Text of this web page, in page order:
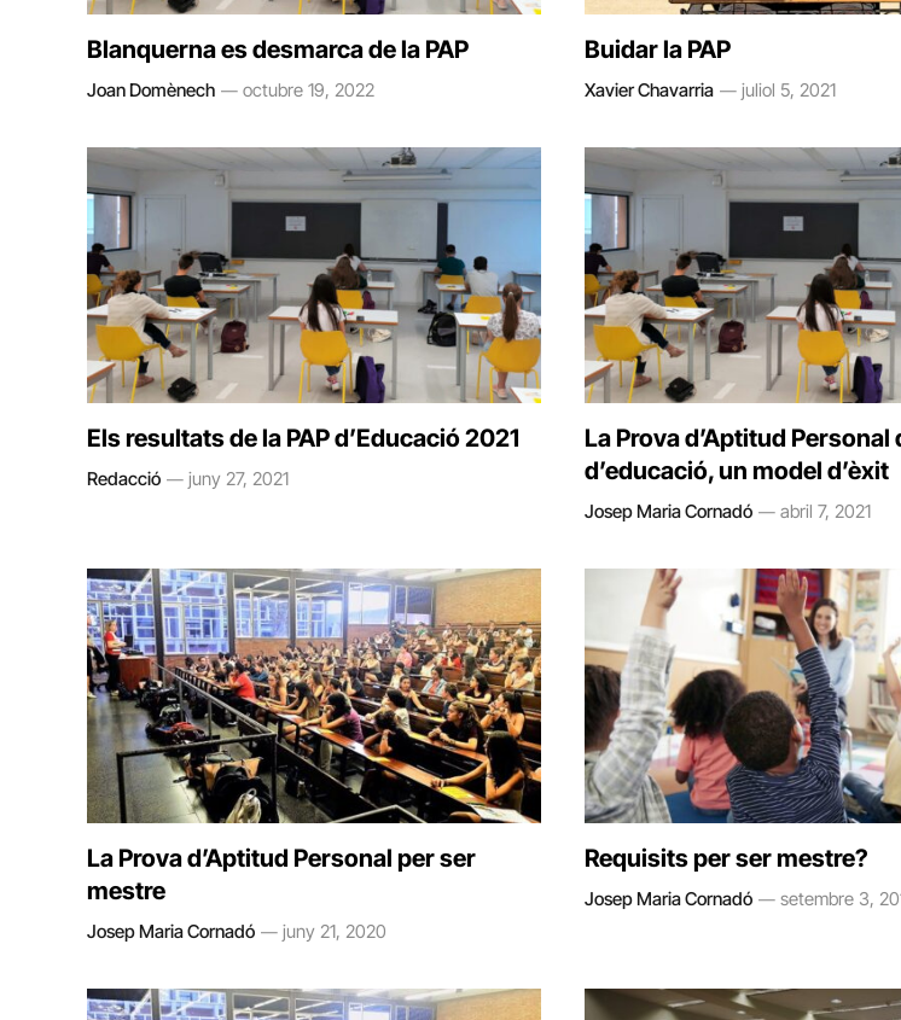
Blanquerna es desmarca de la PAP
Joan Domènech octubre 19, 2022
Buidar la PAP
Xavier Chavarria juliol 5, 2021
Els resultats de la PAP d’Educació 2021
Redacció juny 27, 2021
La Prova d’Aptitud
d’educació, un model d’èxit
Josep Maria Cornadó abril 7, 2021
La Prova d’Aptitud Personal per ser
mestre
Josep Maria Cornadó juny 21, 2020
Requisits per ser mestre?
Josep Maria Cornadó setembre 3,